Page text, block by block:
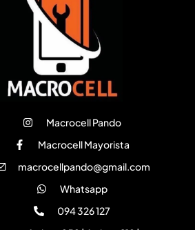
Macrocell Pando
Macrocell Mayorista
macrocellpando@gmail.com
Whatsapp
094 326 127